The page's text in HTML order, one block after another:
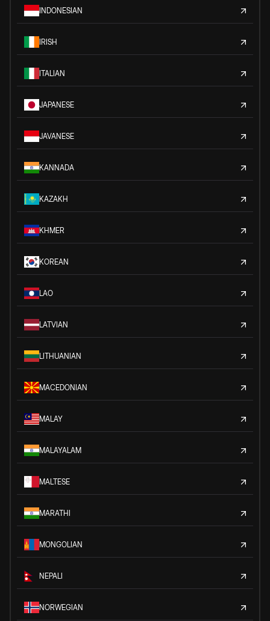
INDONESIAN
IRISH
ITALIAN
JAPANESE
JAVANESE
KANNADA
KAZAKH
KHMER
KOREAN
LAO
LATVIAN
LITHUANIAN
MACEDONIAN
MALAY
MALAYALAM
MALTESE
MARATHI
MONGOLIAN
NEPALI
NORWEGIAN